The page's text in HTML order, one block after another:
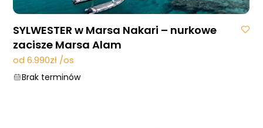
SYLWESTER w Marsa Nakari – nurkowe
zacisze Marsa Alam
od 6.990zł /os
Brak terminów